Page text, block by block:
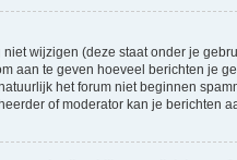
wijzigen (deze staat onder je
aan te geven hoeveel berichten je
het forum niet beginnen
of moderator kan je berichten